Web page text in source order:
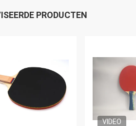
PRODUCTEN
VIDEO